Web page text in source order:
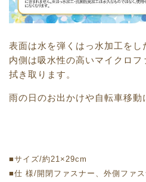
表面は水を弾くはっ水加工をし
内側は吸水性の高いマイクロフ
拭き取ります。
雨の日のお出かけや自転車移動
■サイズ/約21×29cm
■仕 様/開閉ファスナー、外側ファ